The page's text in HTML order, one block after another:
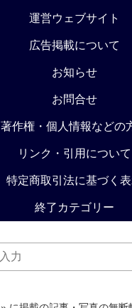
運営ウェブサイト
広告掲載について
お知らせ
お問合せ
著作権・個人情報などの
リンク・引用について
特定商取引法に基づく
終了カテゴリー